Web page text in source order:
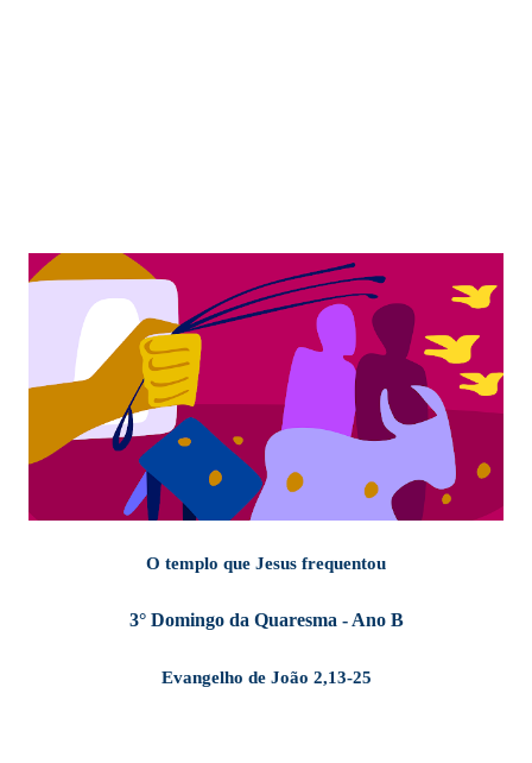
O templo que Jesus frequentou
3° Domingo da Quaresma - Ano B
Evangelho de João 2,13-25